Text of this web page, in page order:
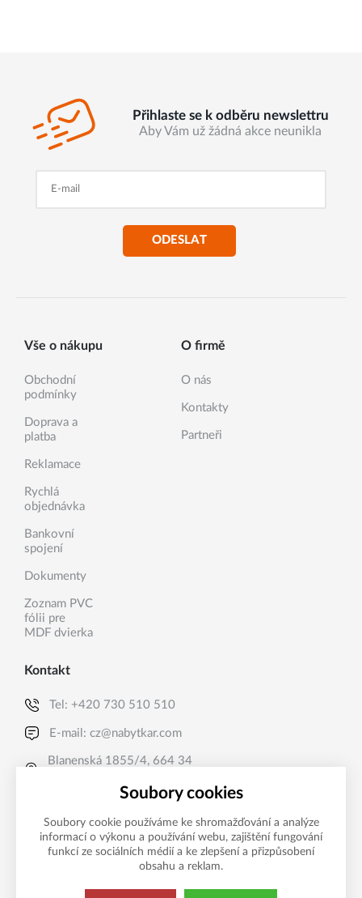
Přihlaste se k odběru newslettru
Aby Vám už žádná akce neunikla
ODESLAT
Vše o nákupu
Obchodní
podmínky
Doprava a
platba
Reklamace
Rychlá
objednávka
Bankovní
spojení
Dokumenty
Zoznam PVC
fólii pre
MDF dvierka
O firmě
O nás
Kontakty
Partneři
Kontakt
Tel: +420 730 510 510
E-mail:cz@nabytkar.com
Blanenská 1855/4, 664 34
Soubory cookies
Soubory cookie používáme ke shromažďování a analýze
informací o výkonu a používání webu, zajištění fungování
funkcí ze sociálních médií a ke zlepšení a přizpůsobení
obsahu a reklam.